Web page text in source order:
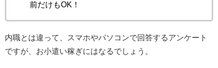
前だけもOK！
内職とは違って、スマホやパソコンで回答するアンケート
ですが、お小遣い稼ぎにはなるでしょう。